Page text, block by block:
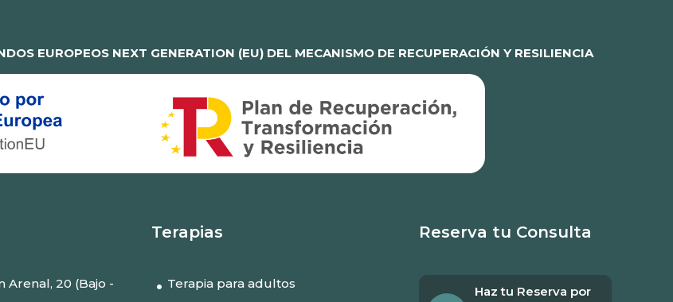
EUROPEOS NEXT GENERATION (EU) DEL MECANISMO DE RECUPERACIÓN Y RESILIENCIA
Arenal, 20 (Bajo -
Terapias
Terapia para adultos
Reserva tu Consulta
Haz tu Reserva por